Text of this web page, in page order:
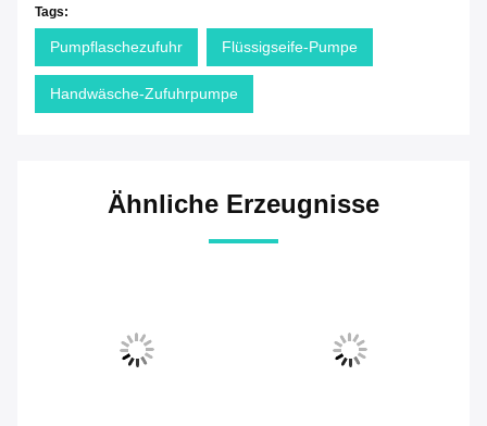
Tags:
Pumpflaschezufuhr Flüssigseife-Pumpe
Handwäsche-Zufuhrpumpe
Ähnliche Erzeugnisse